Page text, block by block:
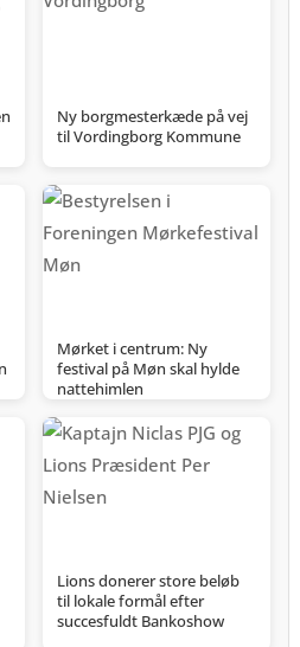
Ny borgmesterkæde på vej
til Vordingborg Kommune
Mørket i centrum: Ny
festival på Møn skal hylde
nattehimlen
Lions donerer store beløb
til lokale formål efter
succesfuldt Bankoshow